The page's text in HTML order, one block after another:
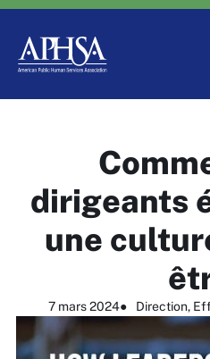
Aller
contenu
dirigeants
une
7 mars 2024● Direction,